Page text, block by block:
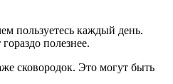
пользуетесь каждый день.
полезнее.
сковородок. Это могут быть